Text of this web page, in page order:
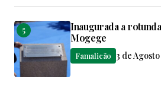
Inaugurada a
Mogege
Famalicão 3 de Agosto